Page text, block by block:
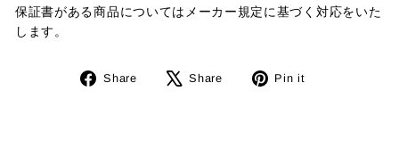
保証書がある商品についてはメーカー規定に基づく対応をいた
します。
Share
Facebook
Share
Tweet Pin it